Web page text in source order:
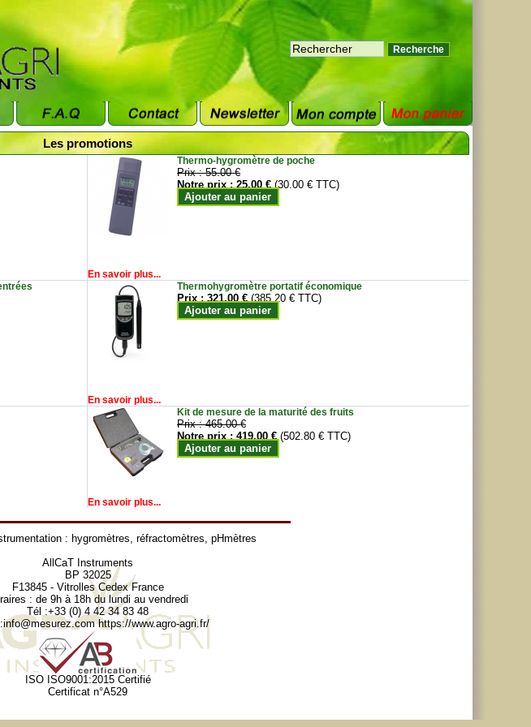
Les promotions
Thermo-hygromètre de poche
Prix :55.00 €
Notre prix :25.00 € (30.00 € TTC)
Ajouter au panier
En savoir plus...
Thermohygromètre portatif économique
Prix :321.00 € (385.20 € TTC)
Ajouter au panier
En savoir plus...
Kit de mesure de la maturité des fruits
Prix :465.00 €
Notre prix :419.00 € (502.80 € TTC)
Ajouter au panier
En savoir plus...
: hygromètres, réfractomètres, pHmètres
AllCaT Instruments
BP 32025
F13845 - Vitrolles Cedex France
: de 9h à 18h du lundi au vendredi
Tél :+33 (0) 4 42 34 83 48
info@mesurez.com https://www.agro-agri.fr/
ISO ISO9001:2015 Certifié
Certificat n°A529